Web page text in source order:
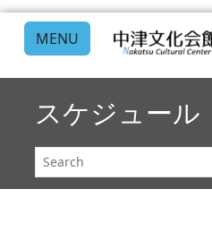
MENU
スケジュール